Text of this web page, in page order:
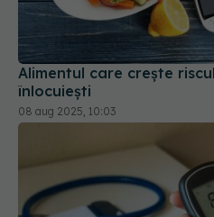
Alimentul care crește
înlocuiești
08 aug 2025, 10:03